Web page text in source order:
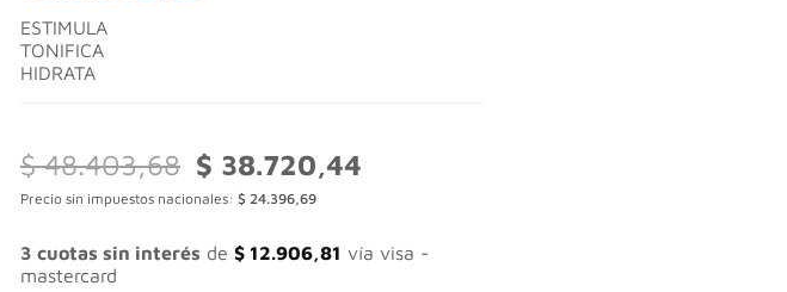
ESTIMULA
TONIFICA
HIDRATA
$48.403,68 El
precio
original
$ 48.403,68.
$ 38.720,44
$ 38.720,44.
Precio sin impuestos nacionales: $ 24.396,69
3 cuotas sin interés de $ 12.906,81 vía visa -
mastercard